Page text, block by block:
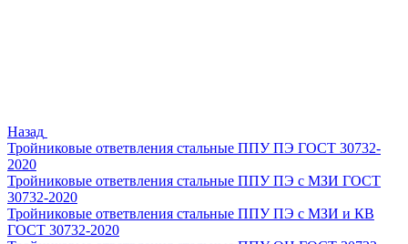
Назад
Тройниковые ответвления стальные ППУ ПЭ ГОСТ 30732-
2020
Тройниковые ответвления стальные ППУ ПЭ с МЗИ ГОСТ
30732-2020
Тройниковые ответвления стальные ППУ ПЭ с МЗИ и КВ
ГОСТ 30732-2020